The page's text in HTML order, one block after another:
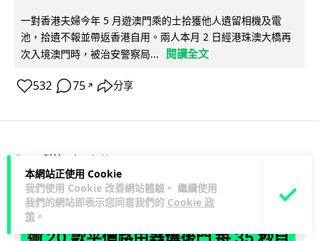
本網站正使用 Cookie
我們使用 Cookie 改善網站體驗。 繼續使用
我們的網站即表示您同意我們的 Cookie 政
策 。
一對香港夫婦今年 5 月遊澳門乘的士拾獲他人遺留相機及電
池，拾遺不報並帶返香港自用。兩人本月 2 日經港珠澳大橋再
次入境澳門時，被治安警察局...
閱讀全文
532 75 ↗ 分享
3C科技 家居無線
Vin 1 日